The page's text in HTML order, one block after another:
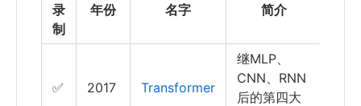
录
制
年份 名字 简介
✅ 2017 Transformer
继MLP、
CNN、RNN
后的第四大